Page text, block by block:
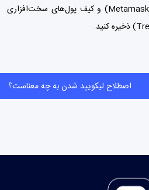
وکیف پول‌های سخت‌افزاری
اصطلاح لیکویید شدن به چه